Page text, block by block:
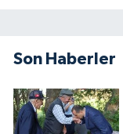
Son Haberler